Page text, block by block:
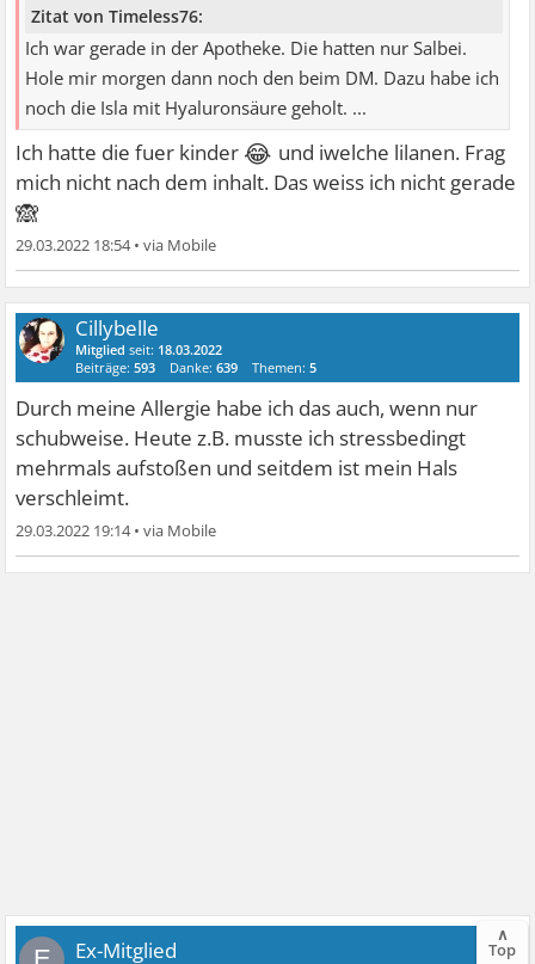
Zitat von Timeless76:
Ich war gerade in der Apotheke. Die hatten nur Salbei.
Hole mir morgen dann noch den beim DM. Dazu habe ich
noch die Isla mit Hyaluronsäure geholt. ...
Ich hatte die fuer kinder 😂 und iwelche lilanen. Frag
mich nicht nach dem inhalt. Das weiss ich nicht gerade
🙈
29.03.2022 18:54•
Cillybelle
Mitglied seit: 18.03.2022
Beiträge:593 Danke:639 Themen:5
Durch meine Allergie habe ich das auch, wenn nur
schubweise. Heute z.B. musste ich stressbedingt
mehrmals aufstoßen und seitdem ist mein Hals
verschleimt.
29.03.2022 19:14•
Ex-Mitglied
∧
Top